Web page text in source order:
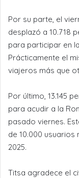
Por su parte, el
desplazó a 10.718
para participar en
Prácticamente el
viajeros más que
Por último, 13.145
para acudir a la
pasado viernes.
de 10.000
2025.
Titsa agradece el